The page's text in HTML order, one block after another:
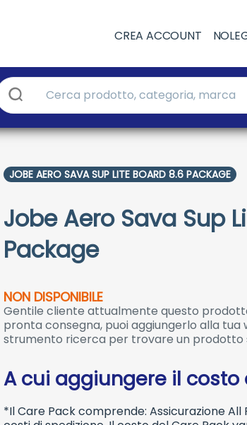
CREA ACCOUNT
JOBE AERO SAVA SUP LITE BOARD 8.6 PACKAGE
Jobe Aero Sava Sup
Package
NON DISPONIBILE
Gentile cliente attualmente questo
pronta consegna, puoi aggiungerlo alla tua
strumento ricerca per trovare un prodotto
A cui aggiungere il costo
*Il Care Pack comprende: Assicurazione All